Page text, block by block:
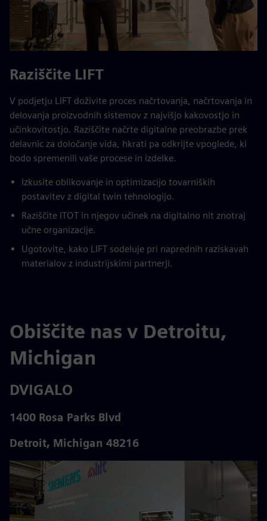
Raziščite LIFT
V podjetju LIFT doživite proces načrtovanja, načrtovanja in
delovanja proizvodnih sistemov z najvišjo kakovostjo in
učinkovitostjo. Raziščite načrte digitalne preobrazbe prek
delavnic za določanje vida, hkrati pa odkrijte vpoglede, ki
bodo spremenili vaše procese in izdelke.
Izkusite oblikovanje in optimizacijo tovarniških
postavitev z digital twin tehnologijo.
Raziščite ITOT in njegov učinek na digitalno nit znotraj
učne organizacije.
Ugotovite, kako LIFT sodeluje pri naprednih raziskavah
materialov z industrijskimi partnerji.
Obiščite nas v Detroitu,
Michigan
DVIGALO
1400 Rosa Parks Blvd
Detroit, Michigan 48216